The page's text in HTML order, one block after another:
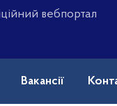
вебпортал
Вакансії